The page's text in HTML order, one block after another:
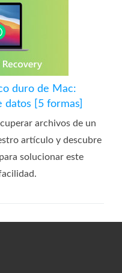
duro de Mac:
datos [5 formas]
archivos de un
artículo y descubre
solucionar este